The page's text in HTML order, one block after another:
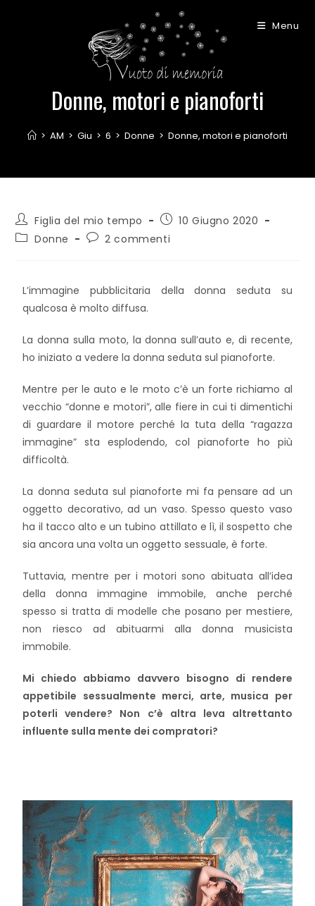
Menu
Donne, motori e pianoforti
> AM > Giu > 6 > Donne > Donne, motori e pianoforti
Figlia del mio tempo
10 Giugno 2020
Donne
2 commenti
L’immagine pubblicitaria della donna seduta su
qualcosa è molto diffusa.
La donna sulla moto, la donna sull’auto e, di recente,
ho iniziato a vedere la donna seduta sul pianoforte.
Mentre per le auto e le moto c’è un forte richiamo al
vecchio “donne e motori”, alle fiere in cui ti dimentichi
di guardare il motore perché la tuta della “ragazza
immagine” sta esplodendo, col pianoforte ho più
difficoltà.
La donna seduta sul pianoforte mi fa pensare ad un
oggetto decorativo, ad un vaso. Spesso questo vaso
ha il tacco alto e un tubino attillato e lì, il sospetto che
sia ancora una volta un oggetto sessuale, è forte.
Tuttavia, mentre per i motori sono abituata all’idea
della donna immagine immobile, anche perché
spesso si tratta di modelle che posano per mestiere,
non riesco ad abituarmi alla donna musicista
immobile.
Mi chiedo abbiamo davvero bisogno di rendere
appetibile sessualmente merci, arte, musica per
poterli vendere? Non c’è altra leva altrettanto
influente sulla mente dei compratori?